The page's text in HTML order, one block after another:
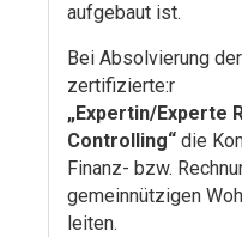
aufgebaut ist.
Bei Absolvierung der
zertifizierte:r
„Expertin/Experte
Controlling“ die
Finanz- bzw.
gemeinnützigen
leiten.